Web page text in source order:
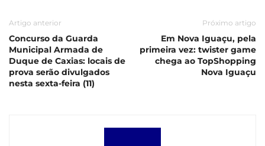
Artigo anterior
Concurso da Guarda
Municipal Armada de
Duque de Caxias: locais de
prova serão divulgados
nesta sexta-feira (11)
Próximo artigo
Em Nova Iguaçu, pela
primeira vez: twister game
chega ao TopShopping
Nova Iguaçu